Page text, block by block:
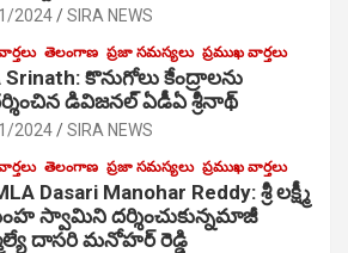
2024 SIRA NEWS
తెలంగాణ ప్రజా సమస్యలు ప్రముఖ వార్తలు
Srinath: కొనుగోలు కేంద్రాల‌ను
డివిజనల్ ఏడీఏ శ్రీనాథ్
2024 SIRA NEWS
తెలంగాణ ప్రజా సమస్యలు ప్రముఖ వార్తలు
Dasari Manohar Reddy: శ్రీ లక్ష్మీ
స్వామిని దర్శించుకున్నమాజీ
దాసరి మనోహర్ రెడ్డి